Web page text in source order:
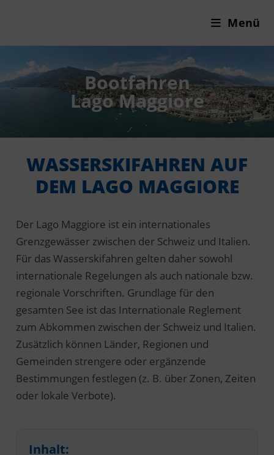
Menü
Bootfahren
Lago Maggiore
WASSERSKIFAHREN AUF
DEM LAGO MAGGIORE
Der Lago Maggiore ist ein internationales
Grenzgewässer zwischen der Schweiz und Italien.
Für das Wasserskifahren gelten daher sowohl
internationale Regelungen als auch nationale bzw.
regionale Vorschriften. Grundlage für den
gesamten See ist das Internationale Reglement
zum Abkommen zwischen der Schweiz und Italien.
Zusätzlich können Länder, Regionen und
Gemeinden strengere oder ergänzende
Bestimmungen festlegen (z. B. über Zonen, Zeiten
oder lokale Verbote).
Inhalt: